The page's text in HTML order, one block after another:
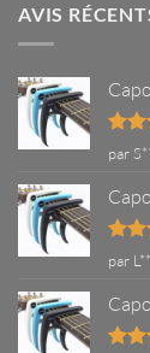
tenir
?
AVIS
par
par